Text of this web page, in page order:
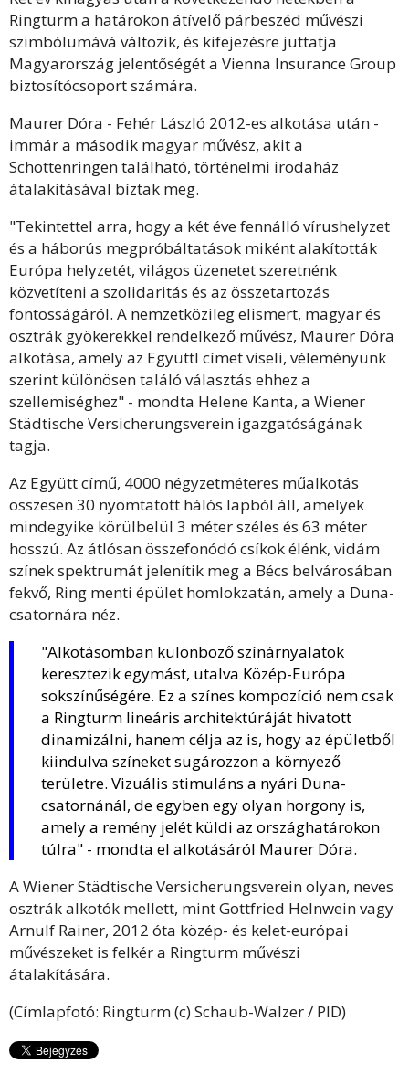
Ringturm a határokon átívelő párbeszéd művészi
szimbólumává változik, és kifejezésre juttatja
Magyarország jelentőségét a Vienna Insurance Group
biztosítócsoport számára.
Maurer Dóra - Fehér László 2012-es alkotása után -
immár a második magyar művész, akit a
Schottenringen található, történelmi irodaház
átalakításával bíztak meg.
"Tekintettel arra, hogy a két éve fennálló vírushelyzet
és a háborús megpróbáltatások miként alakították
Európa helyzetét, világos üzenetet szeretnénk
közvetíteni a szolidaritás és az összetartozás
fontosságáról. A nemzetközileg elismert, magyar és
osztrák gyökerekkel rendelkező művész, Maurer Dóra
alkotása, amely az Együttl címet viseli, véleményünk
szerint különösen találó választás ehhez a
szellemiséghez" - mondta Helene Kanta, a Wiener
Städtische Versicherungsverein igazgatóságának
tagja.
Az Együtt című, 4000 négyzetméteres műalkotás
összesen 30 nyomtatott hálós lapból áll, amelyek
mindegyike körülbelül 3 méter széles és 63 méter
hosszú. Az átlósan összefonódó csíkok élénk, vidám
színek spektrumát jelenítik meg a Bécs belvárosában
fekvő, Ring menti épület homlokzatán, amely a Duna-
csatornára néz.
"Alkotásomban különböző színárnyalatok
keresztezik egymást, utalva Közép-Európa
sokszínűségére. Ez a színes kompozíció nem csak
a Ringturm lineáris architektúráját hivatott
dinamizálni, hanem célja az is, hogy az épületből
kiindulva színeket sugározzon a környező
területre. Vizuális stimuláns a nyári Duna-
csatornánál, de egyben egy olyan horgony is,
amely a remény jelét küldi az országhatárokon
túlra" - mondta el alkotásáról Maurer Dóra.
A Wiener Städtische Versicherungsverein olyan, neves
osztrák alkotók mellett, mint Gottfried Helnwein vagy
Arnulf Rainer, 2012 óta közép- és kelet-európai
művészeket is felkér a Ringturm művészi
átalakítására.
(Címlapfotó: Ringturm (c) Schaub-Walzer / PID)